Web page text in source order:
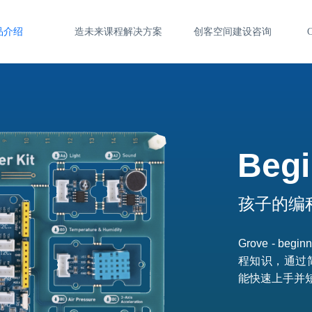
介绍 造未来课程解决方案 创客空间建设咨询
孩子的编
Grove -
程知识，通过
能快速上手并